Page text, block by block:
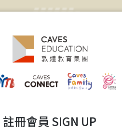
註冊會員 SIGN UP